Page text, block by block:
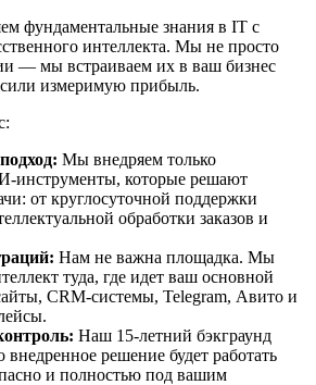
фундаментальные знания в IT с
интеллекта. Мы не просто
— мы встраиваем их в ваш бизнес
измеримую прибыль.
Мы внедряем только
инструменты, которые решают
от круглосуточной поддержки
обработки заказов и
Нам не важна площадка. Мы
туда, где идет ваш основной
CRM-системы, Telegram, Авито и
Наш 15-летний бэкграунд
внедренное решение будет работать
и полностью под вашим